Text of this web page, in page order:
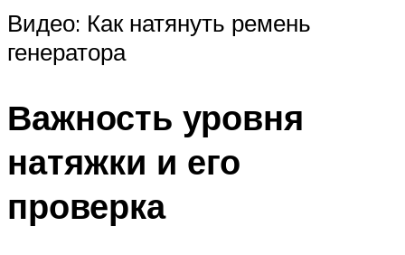
Видео: Как натянуть ремень
генератора
Важность уровня
натяжки и его
проверка